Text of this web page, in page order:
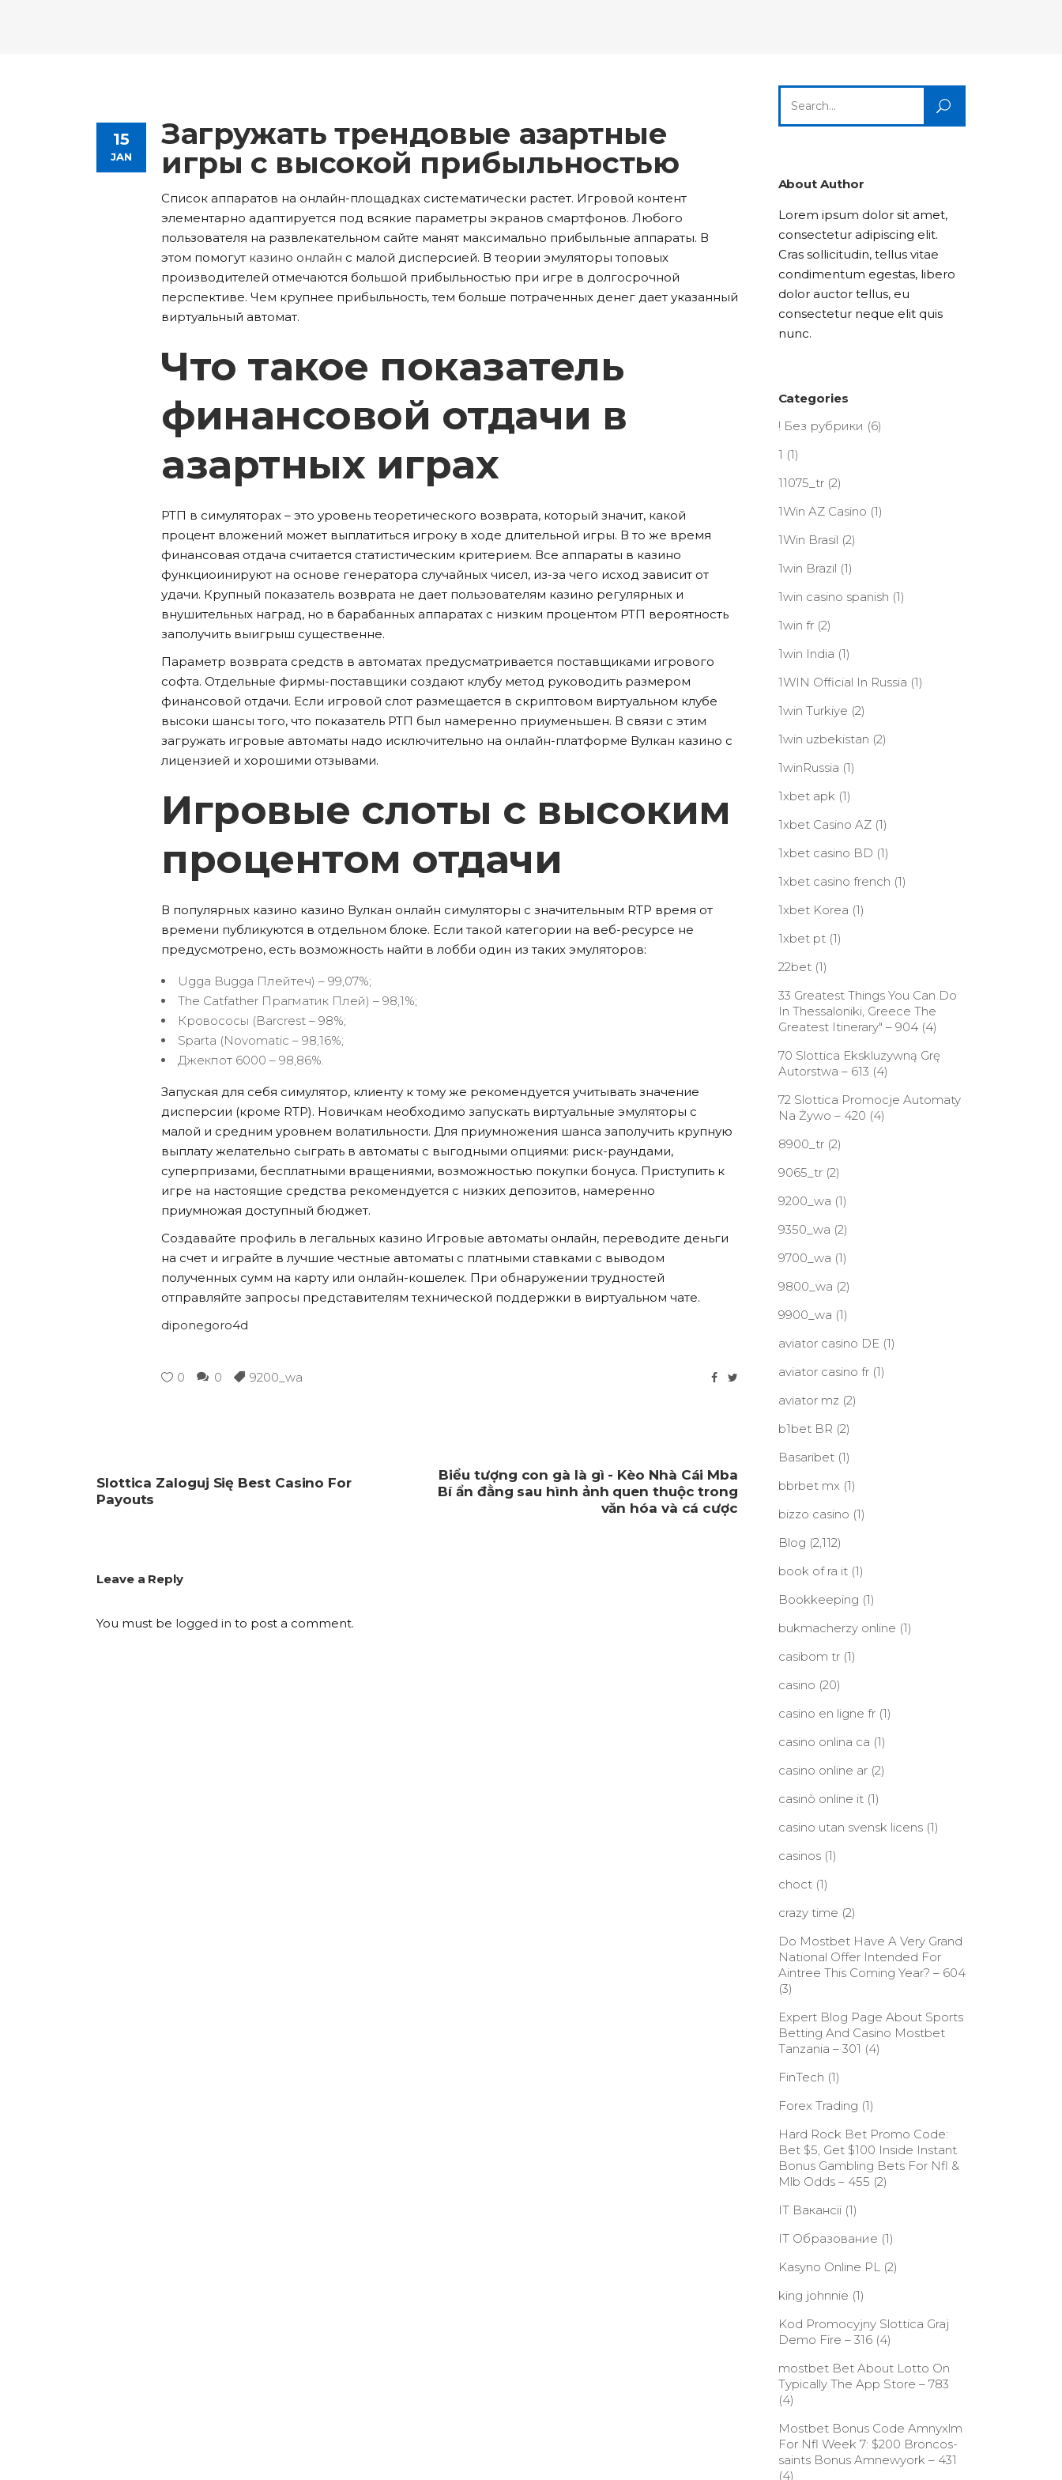
Team List Separators Video Button
Lists
Advanced Link Section
Team List
Google Maps
Separators
Testimonials
Video Button
Highlights
Lists
Title & Subtitle
Title & Subtitle
15
JAN
Загружать трендовые азартные
игры с высокой прибыльностью
Список аппаратов на онлайн-площадках систематически растет. Игровой контент
элементарно адаптируется под всякие параметры экранов смартфонов. Любого
пользователя на развлекательном сайте манят максимально прибыльные аппараты. В
этом помогут казино онлайн с малой дисперсией. В теории эмуляторы топовых
производителей отмечаются большой прибыльностью при игре в долгосрочной
перспективе. Чем крупнее прибыльность, тем больше потраченных денег дает указанный
виртуальный автомат.
Что такое показатель
финансовой отдачи в
азартных играх
РТП в симуляторах – это уровень теоретического возврата, который значит, какой
процент вложений может выплатиться игроку в ходе длительной игры. В то же время
финансовая отдача считается статистическим критерием. Все аппараты в казино
функциоинируют на основе генератора случайных чисел, из-за чего исход зависит от
удачи. Крупный показатель возврата не дает пользователям казино регулярных и
внушительных наград, но в барабанных аппаратах с низким процентом РТП вероятность
заполучить выигрыш существенне.
Параметр возврата средств в автоматах предусматривается поставщиками игрового
софта. Отдельные фирмы-поставщики создают клубу метод руководить размером
финансовой отдачи. Если игровой слот размещается в скриптовом виртуальном клубе
высоки шансы того, что показатель РТП был намеренно приуменьшен. В связи с этим
загружать игровые автоматы надо исключительно на онлайн-платформе Вулкан казино с
лицензией и хорошими отзывами.
Игровые слоты с высоким
процентом отдачи
В популярных казино казино Вулкан онлайн симуляторы с значительным RTP время от
времени публикуются в отдельном блоке. Если такой категории на веб-ресурсе не
предусмотрено, есть возможность найти в лобби один из таких эмуляторов:
Ugga Bugga Плейтеч) – 99,07%;
The Catfather Прагматик Плей) – 98,1%;
Кровососы (Barcrest – 98%;
Sparta (Novomatic – 98,16%;
Джекпот 6000 – 98,86%.
Запуская для себя симулятор, клиенту к тому же рекомендуется учитывать значение
дисперсии (кроме RTP). Новичкам необходимо запускать виртуальные эмуляторы с
малой и средним уровнем волатильности. Для приумножения шанса заполучить крупную
выплату желательно сыграть в автоматы с выгодными опциями: риск-раундами,
суперпризами, бесплатными вращениями, возможностью покупки бонуса. Приступить к
игре на настоящие средства рекомендуется с низких депозитов, намеренно
приумножая доступный бюджет.
Создавайте профиль в легальных казино Игровые автоматы онлайн, переводите деньги
на счет и играйте в лучшие честные автоматы с платными ставками с выводом
полученных сумм на карту или онлайн-кошелек. При обнаружении трудностей
отправляйте запросы представителям технической поддержки в виртуальном чате.
diponegoro4d
0 0 9200_wa
Slottica Zaloguj Się Best Casino For
Payouts
Biểu tượng con gà là gì - Kèo Nhà Cái Mba
Bí ẩn đằng sau hình ảnh quen thuộc trong
văn hóa và cá cược
Leave a Reply
You must be logged in to post a comment.
for:
About Author
Lorem ipsum dolor sit amet,
consectetur adipiscing elit.
Cras sollicitudin, tellus vitae
condimentum egestas, libero
dolor auctor tellus, eu
consectetur neque elit quis
nunc.
Categories
! Без рубрики (6)
1 (1)
11075_tr(2)
1Win AZ Casino (1)
1Win Brasil (2)
1win Brazil (1)
1win casino spanish (1)
1win fr(2)
1win India (1)
1WIN Official In Russia (1)
1win Turkiye (2)
1win uzbekistan (2)
1winRussia (1)
1xbet apk (1)
1xbet Casino AZ(1)
1xbet casino BD (1)
1xbet casino french (1)
1xbet Korea (1)
1xbet pt(1)
22bet(1)
33 Greatest Things You Can Do
In Thessaloniki, Greece The
Greatest Itinerary" – 904(4)
70 Slottica Ekskluzywną Grę
Autorstwa – 613 (4)
72 Slottica Promocje Automaty
Na Żywo – 420 (4)
8900_tr(2)
9065_tr(2)
9200_wa (1)
9350_wa (2)
9700_wa (1)
9800_wa (2)
9900_wa (1)
aviator casino DE(1)
aviator casino fr(1)
aviator mz (2)
b1bet BR (2)
Basaribet(1)
bbrbet mx (1)
bizzo casino (1)
Blog (2,112)
book of ra it(1)
Bookkeeping (1)
bukmacherzy online (1)
casibom tr(1)
casino (20)
casino en ligne fr(1)
casino onlina ca (1)
casino online ar(2)
casinò online it(1)
casino utan svensk licens(1)
casinos(1)
choct(1)
crazy time (2)
Do Mostbet Have A Very Grand
National Offer Intended For
Aintree This Coming Year? – 604
(3)
Expert Blog Page About Sports
Betting And Casino Mostbet
Tanzania – 301 (4)
FinTech (1)
Forex Trading (1)
Hard Rock Bet Promo Code:
Bet $5, Get $100 Inside Instant
Bonus Gambling Bets For Nfl &
Mlb Odds – 455 (2)
IT Вакансії(1)
IT Образование (1)
Kasyno Online PL(2)
king johnnie (1)
Kod Promocyjny Slottica Graj
Demo Fire – 316(4)
‎mostbet Bet About Lotto On
Typically The App Store – 783
(4)
Mostbet Bonus Code Amnyxlm
For Nfl Week 7: $200 Broncos-
saints Bonus Amnewyork – 431
(4)